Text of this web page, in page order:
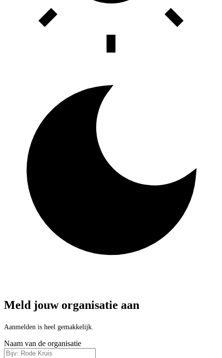
Meld jouw organisatie aan
Aanmelden is heel gemakkelijk.
Naam van de organisatie